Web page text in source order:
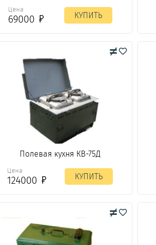
Цена
69000 КУПИТЬ
Полевая кухня КВ-75Д
Цена
124000 КУПИТЬ